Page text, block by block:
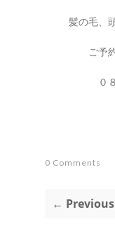
髪の毛、
ご予
０
0 Comments
← Previous